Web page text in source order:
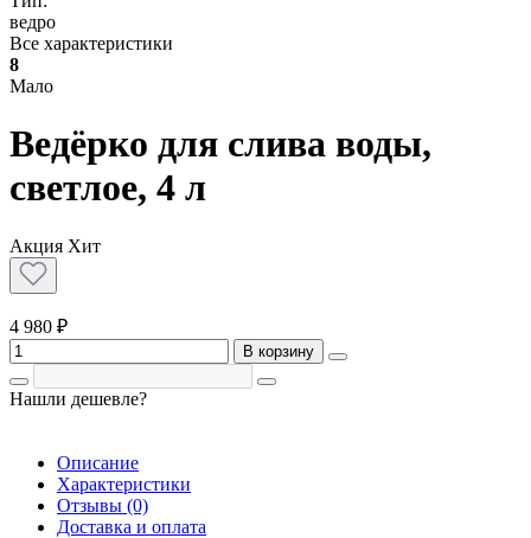
ведро
Все характеристики
8
Мало
Ведёрко для слива воды,
светлое, 4 л
Акция Хит
4 980 ₽
В корзину
Нашли дешевле?
Описание
Характеристики
Отзывы (0)
Доставка и оплата